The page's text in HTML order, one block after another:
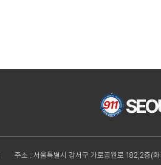
주소 : 서울특별시 강서구 가로공원로 182,2층(